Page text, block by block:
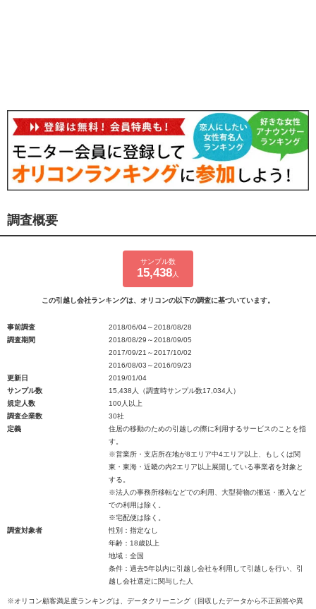
調査概要
サンプル数
15,438 人
この引越し会社ランキングは、オリコンの以下の調査に基づいています。
事前調査
2018/06/04～2018/08/28
調査期間
2018/08/29～2018/09/05
2017/09/21～2017/10/02
2016/08/03～2016/09/23
更新日
2019/01/04
サンプル数
15,438人（調査時サンプル数17,034人）
規定人数
100人以上
調査企業数
30社
定義
住居の移動のための引越しの際に利用するサービスのことを指
す。
※営業所・支店所在地が8エリア中4エリア以上、もしくは関
東・東海・近畿の内2エリア以上展開している事業者を対象と
する。
※法人の事務所移転などでの利用、大型荷物の搬送・搬入など
での利用は除く。
※宅配便は除く。
調査対象者
性別：指定なし
年齢：18歳以上
地域：全国
条件：過去5年以内に引越し会社を利用して引越しを行い、引
越し会社選定に関与した人
※オリコン顧客満足度ランキングは、データクリーニング（回収したデータから不正回答や異